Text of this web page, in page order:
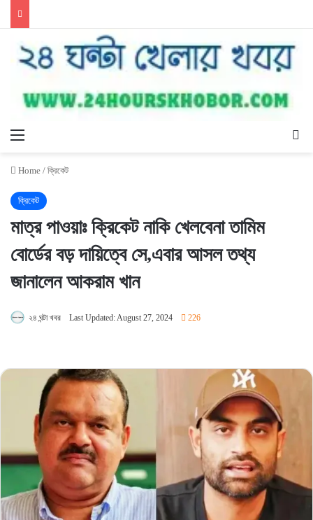
Menu
Home / ক্রিকেট
ক্রিকেট
মাত্র পাওয়াঃ ক্রিকেট নাকি খেলবেনা তামিম
বোর্ডের বড় দায়িত্বে সে,এবার আসল তথ্য
জানালেন আকরাম খান
২৪ ঘন্টা খবর Last Updated: August 27, 2024 226